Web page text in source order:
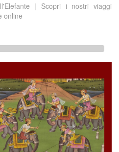
| Scopri i nostri viaggi
online